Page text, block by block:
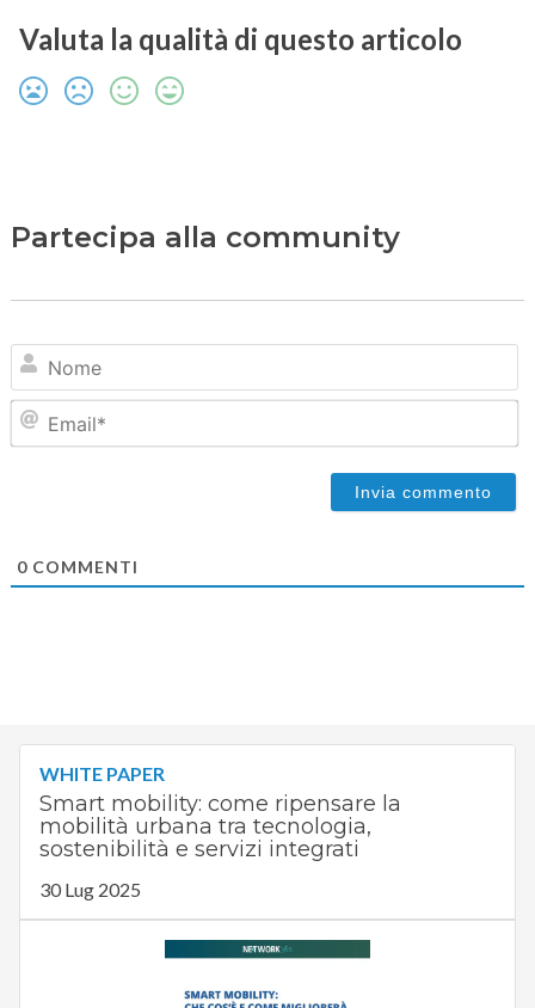
Valuta la qualità di questo articolo
Partecipa alla community
0COMMENTI
WHITE PAPER
Smart mobility: come ripensare la
mobilità urbana tra tecnologia,
sostenibilità e servizi integrati
30 Lug 2025